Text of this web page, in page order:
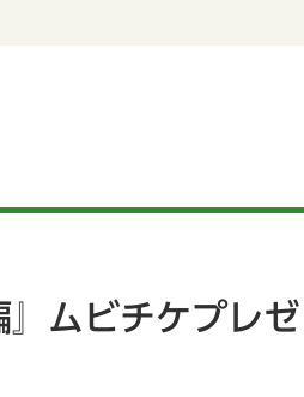
ムビチケプレゼ